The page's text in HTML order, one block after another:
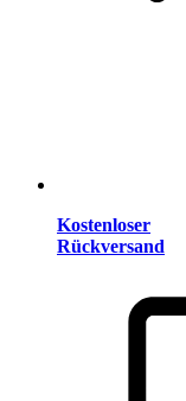
Kostenloser
Rückversand